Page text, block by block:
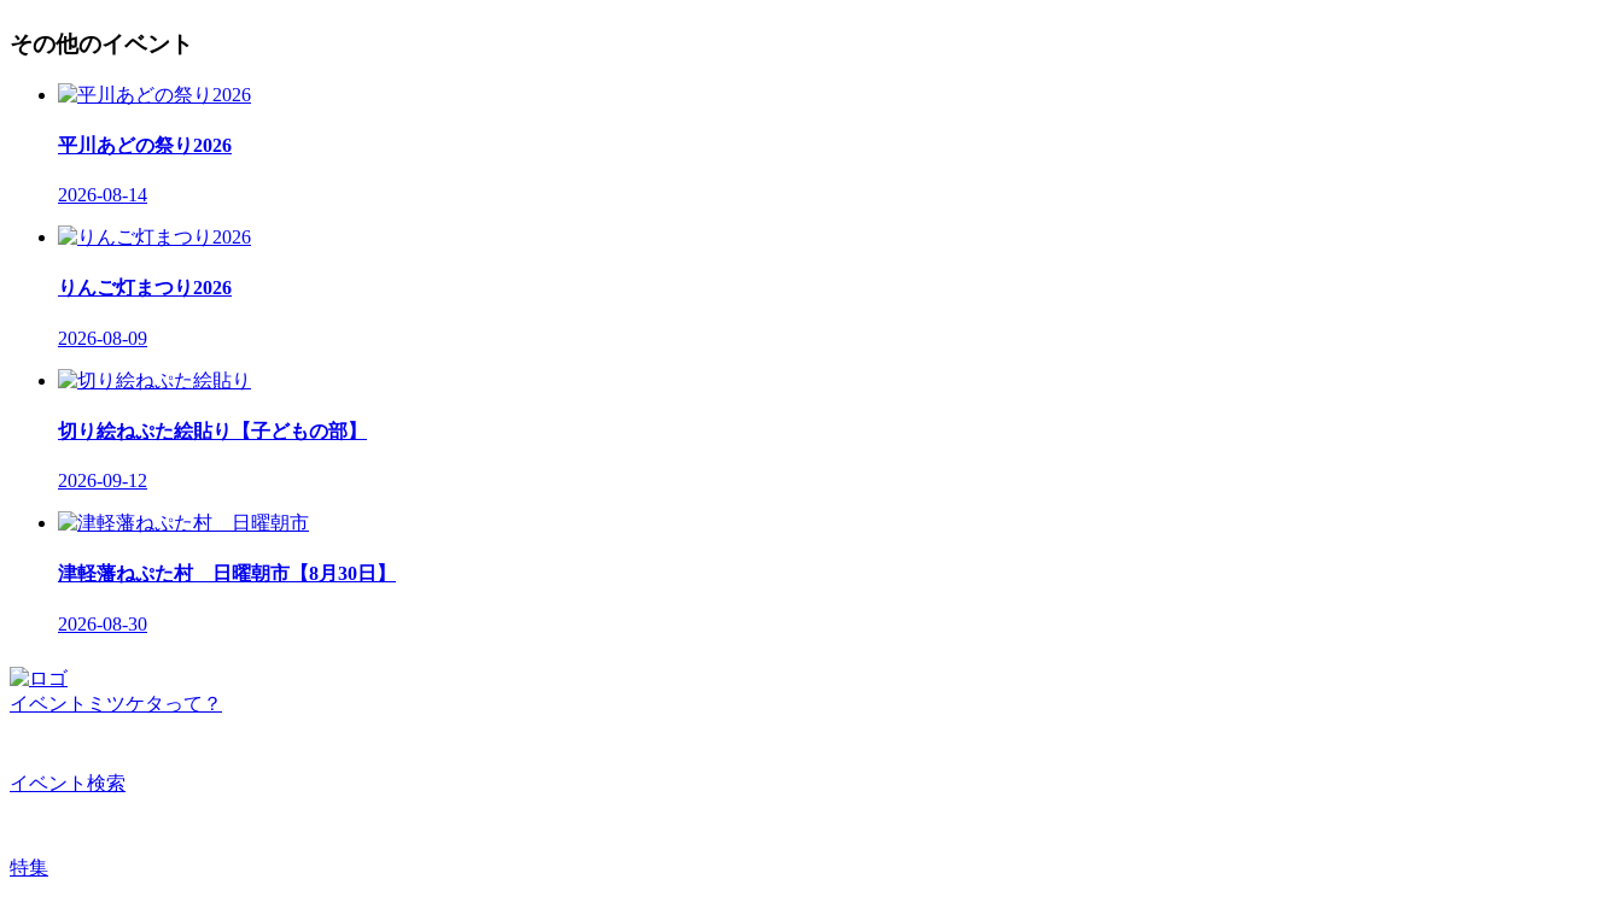
その他のイベント
平川あどの祭り2026
2026-08-14
りんご灯まつり2026
2026-08-09
切り絵ねぷた絵貼り【子どもの部】
2026-09-12
津軽藩ねぷた村 日曜朝市【8月30日】
2026-08-30
イベントミツケタって？
イベント検索
特集